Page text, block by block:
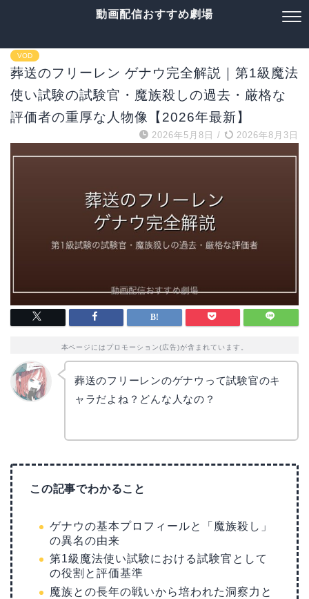
動画配信おすすめ劇場
VOD
葬送のフリーレン ゲナウ完全解説｜第1級魔法
使い試験の試験官・魔族殺しの過去・厳格な
評価者の重厚な人物像【2026年最新】
2026年5月8日 / 2026年8月3日
本ページにはプロモーション(広告)が含まれています。
葬送のフリーレンのゲナウって試験官のキ
ャラだよね？どんな人なの？
この記事でわかること
ゲナウの基本プロフィールと「魔族殺し」
の異名の由来
第1級魔法使い試験における試験官として
の役割と評価基準
魔族との長年の戦いから培われた洞察力と